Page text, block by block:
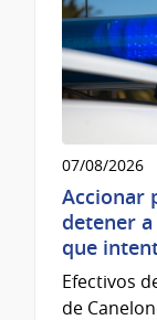
07/08/2026
Accionar
detener
que
Efectivos
de